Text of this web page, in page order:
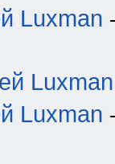
Luxman
Luxman
Luxman